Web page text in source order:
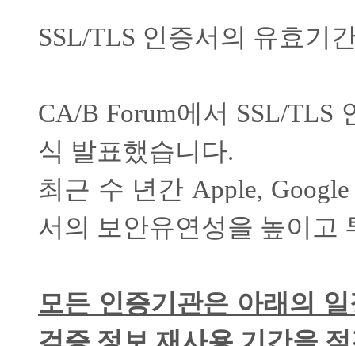
SSL/TLS 인증서의 유효기
CA/B Forum에서 SSL/TLS
식 발표했습니다.
최근 수 년간 Apple,
서의 보안유연성을 높이고
모든 인증기관은 아래의